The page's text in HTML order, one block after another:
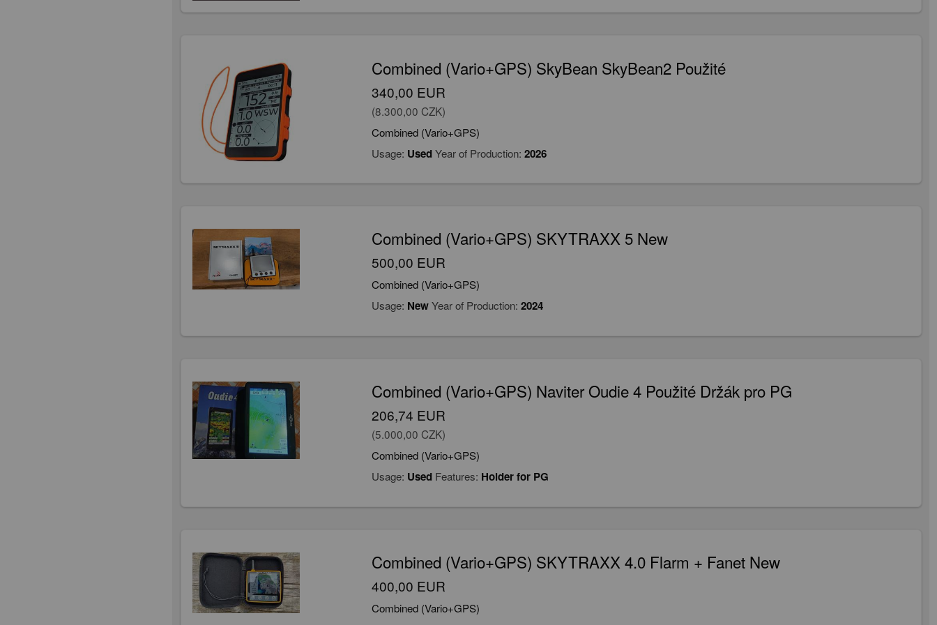
Combined (Vario+GPS) SkyBean SkyBean2 Použité
340,00 EUR
(8.300,00 CZK)
Combined (Vario+GPS)
Usage: UsedYear of Production: 2026
Combined (Vario+GPS) SKYTRAXX 5 New
500,00 EUR
Combined (Vario+GPS)
Usage: NewYear of Production: 2024
Combined (Vario+GPS) Naviter Oudie 4 Použité Držák pro PG
206,74 EUR
(5.000,00 CZK)
Combined (Vario+GPS)
Usage: UsedFeatures: Holder for PG
Combined (Vario+GPS) SKYTRAXX 4.0 Flarm + Fanet New
400,00 EUR
Combined (Vario+GPS)